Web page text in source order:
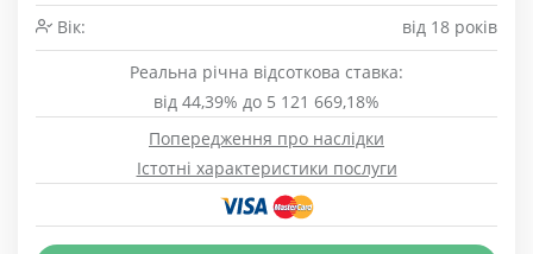
Вік:
від 18 років
Реальна річна відсоткова ставка:
від 44,39% до 5 121 669,18%
Попередження про наслідки
Істотні характеристики послуги